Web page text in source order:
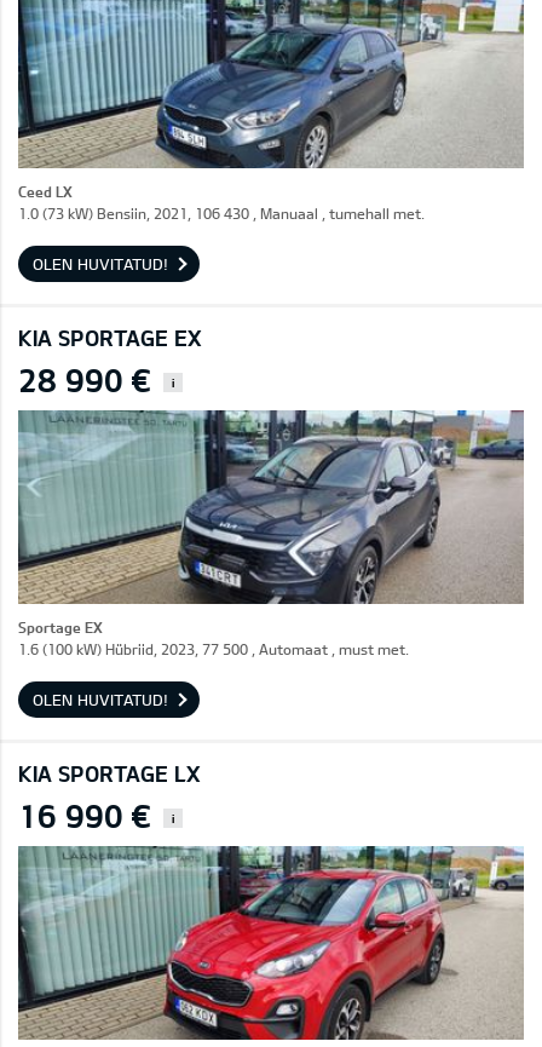
Ceed LX
1.0 (73 kW) Bensiin, 2021, 106 430 , Manuaal , tumehall met.
OLEN HUVITATUD!
KIA SPORTAGE EX
28 990 € i
Sportage EX
1.6 (100 kW) Hübriid, 2023, 77 500 , Automaat , must met.
OLEN HUVITATUD!
KIA SPORTAGE LX
16 990 € i